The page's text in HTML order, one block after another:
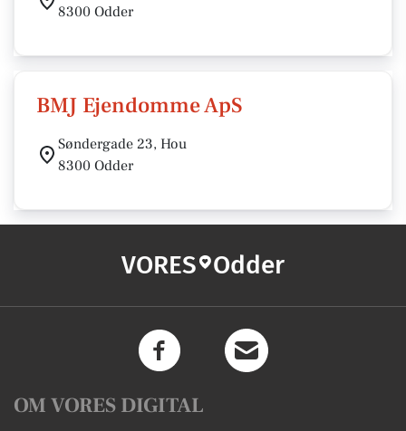
8300 Odder
BMJ Ejendomme ApS
Søndergade 23, Hou
8300 Odder
VORES Odder
OM VORES DIGITAL